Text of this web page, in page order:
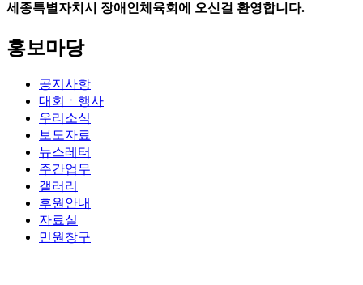
세종특별자치시 장애인체육회에 오신걸 환영합니다.
홍보마당
공지사항
대회ㆍ행사
우리소식
보도자료
뉴스레터
주간업무
갤러리
후원안내
자료실
민원창구